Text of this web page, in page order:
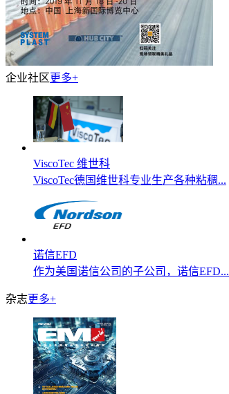
企业社区更多+
ViscoTec 维世科
ViscoTec德国维世科专业生产各种粘稠...
诺信EFD
作为美国诺信公司的子公司，诺信EFD...
杂志更多+